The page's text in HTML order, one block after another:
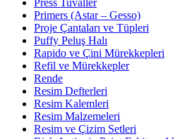
Press Tuvaller
Primers (Astar – Gesso)
Proje Çantaları ve Tüpleri
Puffy Peluş Halı
Rapido ve Çini Mürekkepleri
Refil ve Mürekkepler
Rende
Resim Defterleri
Resim Kalemleri
Resim Malzemeleri
Resim ve Çizim Setleri